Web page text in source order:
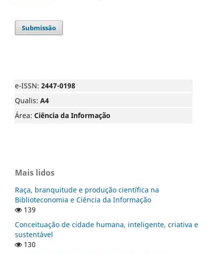
Submissão
e-ISSN: 2447-0198
Qualis: A4
Área: Ciência da Informação
Mais lidos
Raça, branquitude e produção científica na
Biblioteconomia e Ciência da Informação
139
Conceituação de cidade humana, inteligente, criativa e
sustentável
130